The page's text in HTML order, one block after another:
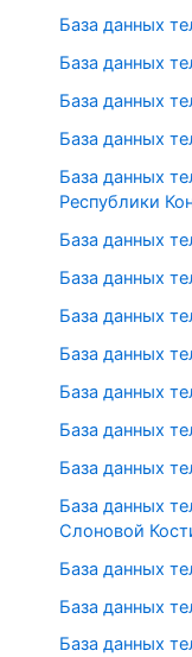
База данных
База данных
База данных
База данных
База данных
Республики
База данных
База данных
База данных
База данных
База данных
База данных
База данных
База данных
Слоновой
База данных
База данных
База данных